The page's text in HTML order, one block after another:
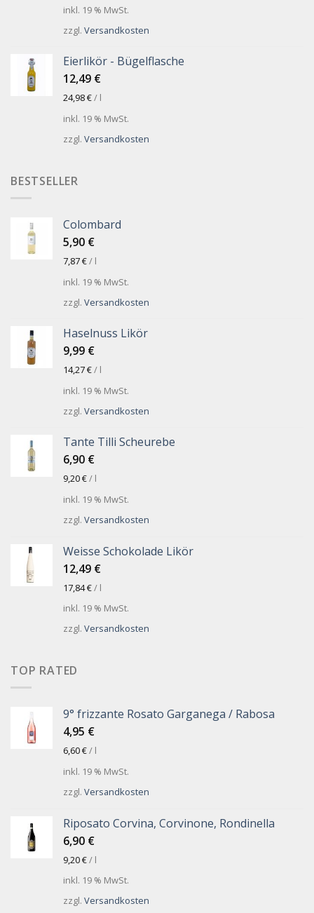
inkl. 19 % MwSt.
zzgl. Versandkosten
Eierlikör - Bügelflasche
12,49 €
24,98€/ l
inkl. 19 % MwSt.
zzgl. Versandkosten
BESTSELLER
Colombard
5,90 €
7,87€/ l
inkl. 19 % MwSt.
zzgl. Versandkosten
Haselnuss Likör
9,99 €
14,27€/ l
inkl. 19 % MwSt.
zzgl. Versandkosten
Tante Tilli Scheurebe
6,90 €
9,20€/ l
inkl. 19 % MwSt.
zzgl. Versandkosten
Weisse Schokolade Likör
12,49 €
17,84€/ l
inkl. 19 % MwSt.
zzgl. Versandkosten
TOP RATED
9° frizzante Rosato Garganega / Rabosa
4,95 €
6,60€/ l
inkl. 19 % MwSt.
zzgl. Versandkosten
Riposato Corvina, Corvinone, Rondinella
6,90 €
9,20€/ l
inkl. 19 % MwSt.
zzgl. Versandkosten